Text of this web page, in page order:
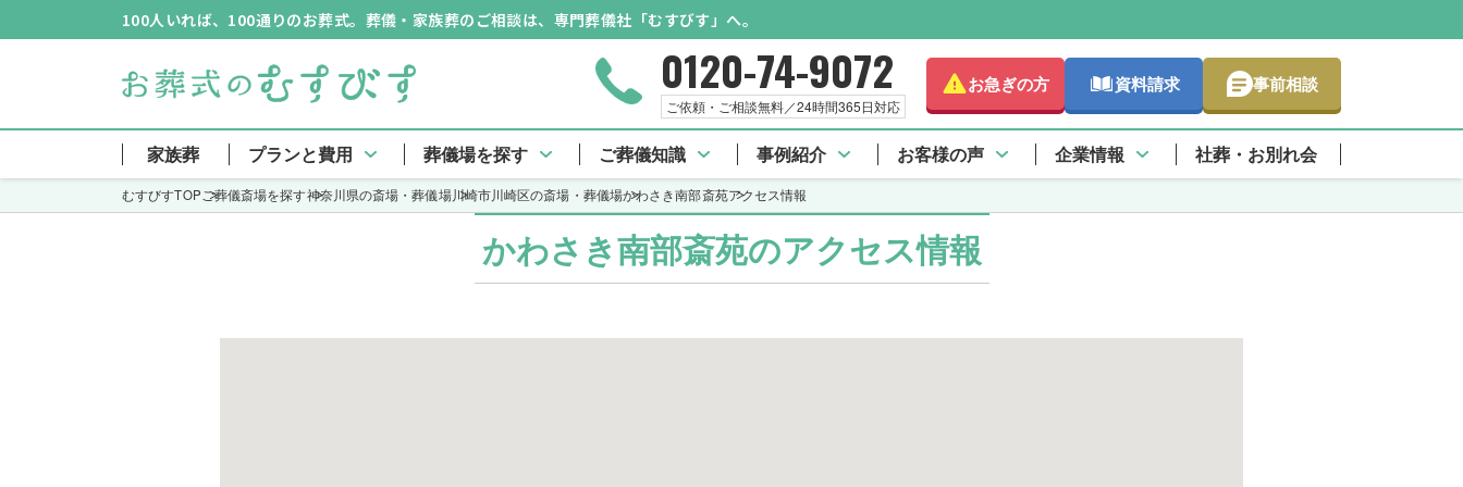
100人いれば、100通りのお葬式。葬儀・家族葬のご相談は、専門葬儀社「むすびす」へ。
0120-74-9072
ご依頼・ご相談無料／24時間365日対応
お急ぎの方 資料請求 事前相談
家族葬 プランと費用 葬儀場を探す ご葬儀知識 事例紹介 お客様の声 企業情報 社葬・お別れ会
むすびすTOPご葬儀斎場を探す神奈川県の斎場・葬儀場川崎市川崎区の斎場・葬儀場かわさき南部斎苑アクセス情報
かわさき南部斎苑のアクセス情報
かわさき南部斎苑 TOP 施設料金 口コミ一覧 アクセス情報
さらに詳しく